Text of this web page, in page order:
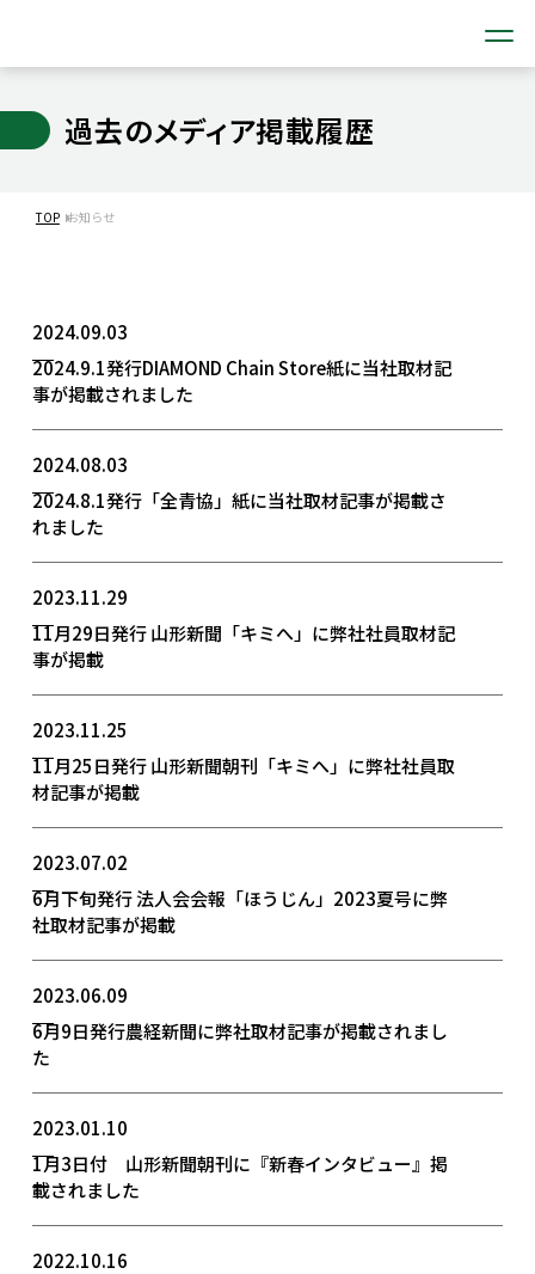
過去のメディア掲載履歴
TOP お知らせ
2024.09.03
2024.9.1発行DIAMOND Chain Store紙に当社取材記
事が掲載されました
2024.08.03
2024.8.1発行「全青協」紙に当社取材記事が掲載さ
れました
2023.11.29
11月29日発行 山形新聞「キミへ」に弊社社員取材記
事が掲載
2023.11.25
11月25日発行 山形新聞朝刊「キミへ」に弊社社員取
材記事が掲載
2023.07.02
6月下旬発行 法人会会報「ほうじん」2023夏号に弊
社取材記事が掲載
2023.06.09
6月9日発行農経新聞に弊社取材記事が掲載されまし
た
2023.01.10
1月3日付 山形新聞朝刊に『新春インタビュー』掲
載されました
2022.10.16